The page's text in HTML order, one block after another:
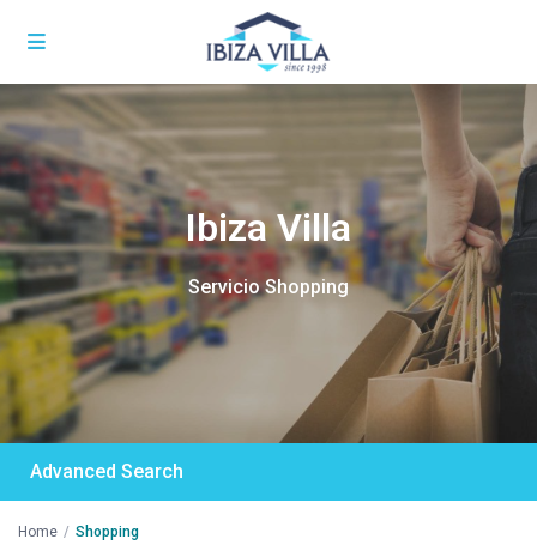
Ibiza Villa
Servicio Shopping
Advanced Search
Home Shopping